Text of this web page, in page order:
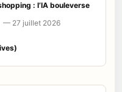
: l’IA bouleverse
— 27 juillet 2026